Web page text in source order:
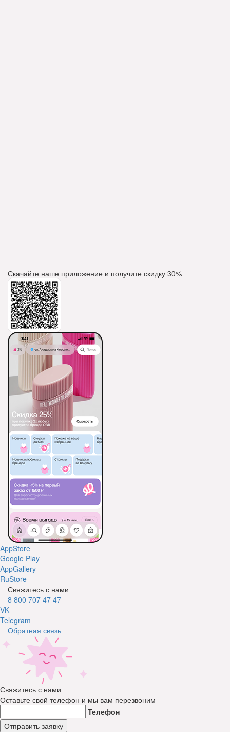
Скачайте наше приложение и получите скидку 30%
AppStore
Google Play
AppGallery
RuStore
Свяжитесь с нами
8 800 707 47 47
VK
Telegram
Обратная связь
Свяжитесь с нами
Оставьте свой телефон и мы вам перезвоним
Телефон
Отправить заявку